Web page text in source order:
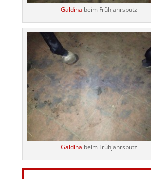
Galdina beim Frühjahrsputz
Galdina beim Frühjahrsputz